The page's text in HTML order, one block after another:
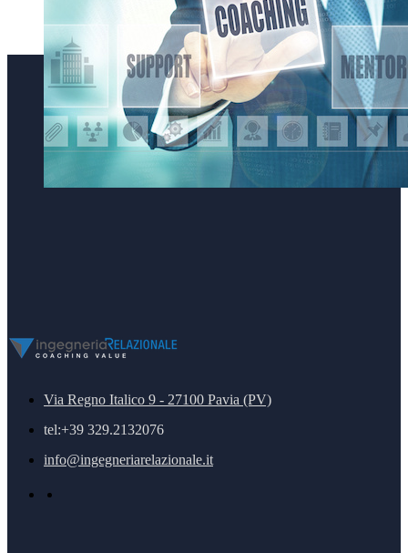
Via Regno Italico 9 - 27100 Pavia (PV)
tel:+39 329.2132076
info@ingegneriarelazionale.it